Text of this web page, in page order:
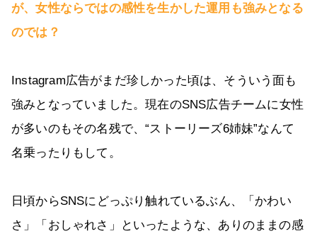
が、女性ならではの感性を生かした運用も強みとなる
のでは？
Instagram広告がまだ珍しかった頃は、そういう面も
強みとなっていました。現在のSNS広告チームに女性
が多いのもその名残で、“ストーリーズ6姉妹”なんて
名乗ったりもして。
日頃からSNSにどっぷり触れているぶん、「かわい
さ」「おしゃれさ」といったような、ありのままの感